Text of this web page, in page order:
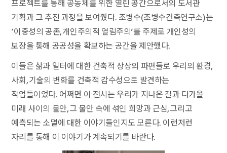
프로젝트를 통해 공동체를 위한 열린 공간으로서의 도서관
기획과 그 추진 과정을 보여줬다. 조병수(조병수건축연구소)는
‘이중성의 공존, 개인주의적 열림주의’를 주제로 개인성의
보장을 통해 공공성을 확보하는 공간을 제안했다.
이들은 삶과 일터에 대한 건축적 상상의 파편들로 우리의 환경,
사회, 기술의 변화를 건축적 감수성으로 발견하는
작업들이었다. 어쩌면 이 전시는 우리가 지나온 길과 다가올
미래 사이의 불안, 그 불안 속에 섞인 희망과 근심, 그리고
예측되는 소멸에 대한 이야기들인지도 모른다. 이런저런
자리를 통해 이 이야기가 계속되기를 바란다.